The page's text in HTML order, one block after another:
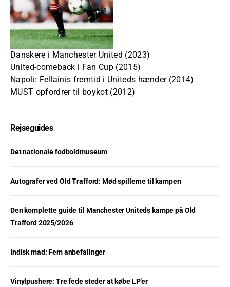
Danskere i Manchester United (2023)
United-comeback i Fan Cup (2015)
Napoli: Fellainis fremtid i Uniteds hænder (2014)
MUST opfordrer til boykot (2012)
Rejseguides
Det nationale fodboldmuseum
Autografer ved Old Trafford: Mød spillerne til kampen
Den komplette guide til Manchester Uniteds kampe på Old
Trafford 2025/2026
Indisk mad: Fem anbefalinger
Vinylpushere: Tre fede steder at købe LP’er